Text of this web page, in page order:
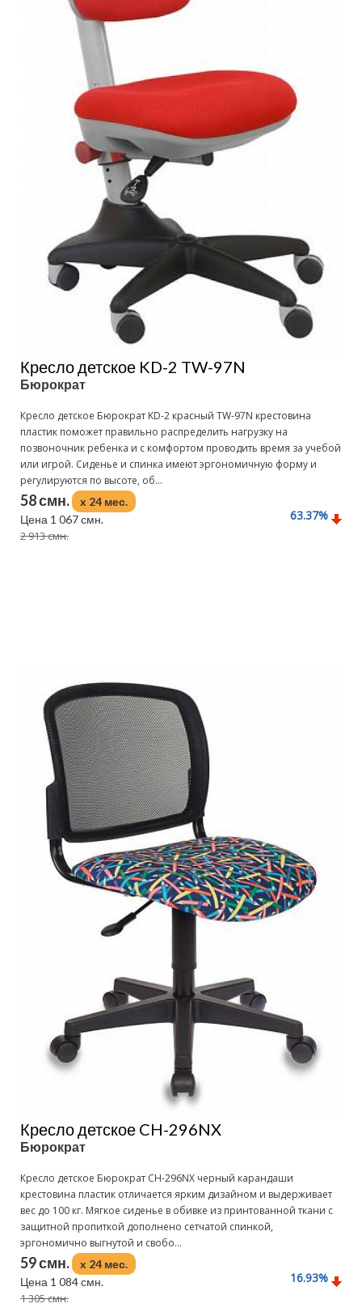
Кресло детское KD-2 TW-97N
Бюрократ
Кресло детское Бюрократ KD-2 красный TW-97N крестовина
пластик поможет правильно распределить нагрузку на
позвоночник ребенка и с комфортом проводить время за учебой
или игрой. Сиденье и спинка имеют эргономичную форму и
регулируются по высоте, об...
58 смн.
x 24 мес.
Цена 1 067 смн.
2 913 смн.
63.37%
Кресло детское CH-296NX
Бюрократ
Кресло детское Бюрократ CH-296NX черный карандаши
крестовина пластик отличается ярким дизайном и выдерживает
вес до 100 кг. Мягкое сиденье в обивке из принтованной ткани с
защитной пропиткой дополнено сетчатой спинкой,
эргономично выгнутой и свобо...
59 смн.
x 24 мес.
Цена 1 084 смн.
1 305 смн.
16.93%